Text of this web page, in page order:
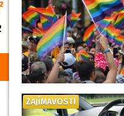
ZAJÍMAVOSTI